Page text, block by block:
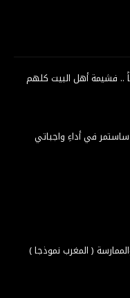
.. فشيمة أهل البيت كلهم
في أداءِ واجباتي
( المغرب نموذجا )